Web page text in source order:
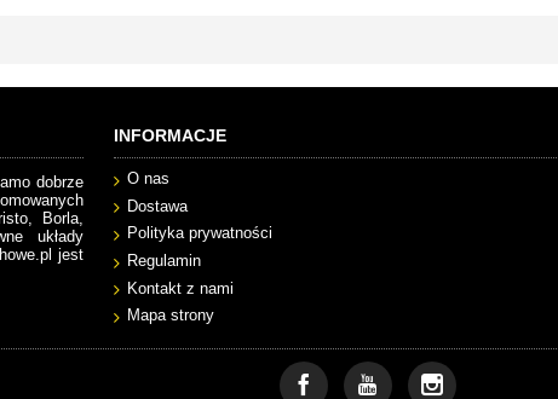
dobrze
Borla,
układy
jest
INFORMACJE
O nas
Dostawa
Polityka prywatności
Regulamin
Kontakt z nami
Mapa strony